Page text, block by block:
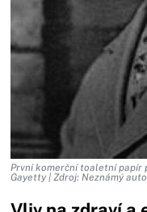
První komerční toaletní papír
Gayetty | Zdroj: Neznámý